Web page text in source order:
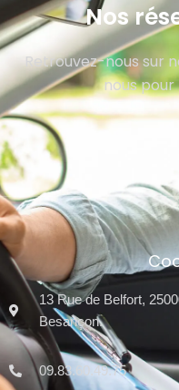
Nos
Retrouvez-nous sur
nous
13 Rue de Belfort,
Besançon.
09.83.60.49.75